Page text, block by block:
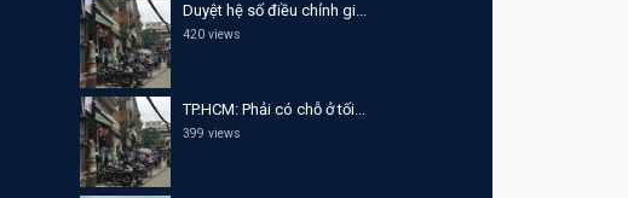
Duyệt hệ số điều chỉnh gi...
420 views
TP.HCM: Phải có chỗ ở tối...
399 views